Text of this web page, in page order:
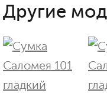
Другие